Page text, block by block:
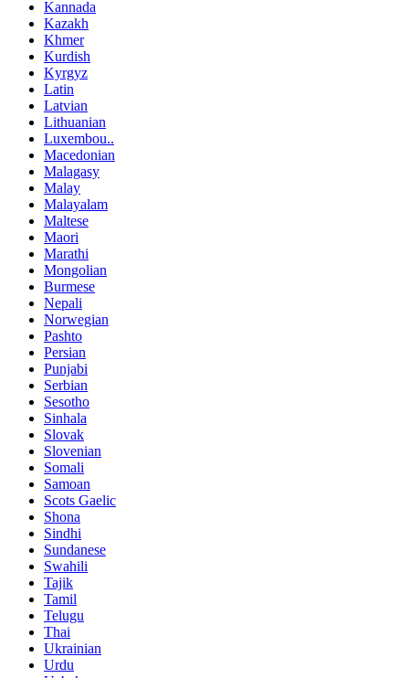
Kannada
Kazakh
Khmer
Kurdish
Kyrgyz
Latin
Latvian
Lithuanian
Luxembou..
Macedonian
Malagasy
Malay
Malayalam
Maltese
Maori
Marathi
Mongolian
Burmese
Nepali
Norwegian
Pashto
Persian
Punjabi
Serbian
Sesotho
Sinhala
Slovak
Slovenian
Somali
Samoan
Scots Gaelic
Shona
Sindhi
Sundanese
Swahili
Tajik
Tamil
Telugu
Thai
Ukrainian
Urdu